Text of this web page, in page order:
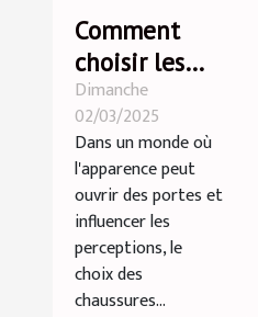
Comment
choisir les
meilleures
chaussures
rehaussantes
pour hommes
Dimanche
02/03/2025
Dans un monde où
l'apparence peut
ouvrir des portes et
influencer les
perceptions, le
choix des
chaussures...